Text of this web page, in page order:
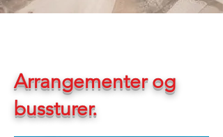
Arrangementer og
bussturer.